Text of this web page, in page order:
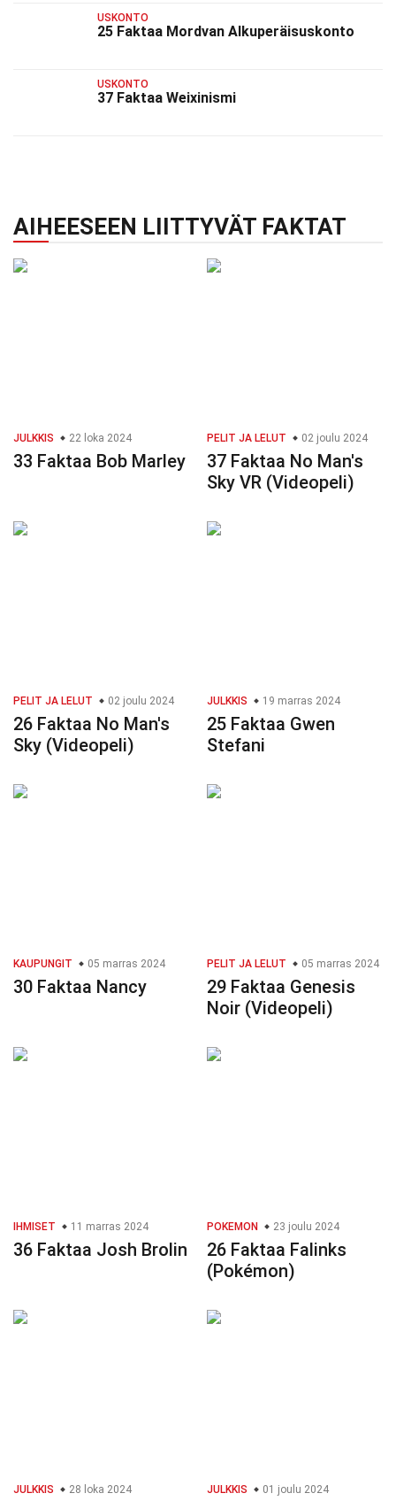
USKONTO
25 Faktaa Mordvan Alkuperäisuskonto
USKONTO
37 Faktaa Weixinismi
AIHEESEEN LIITTYVÄT FAKTAT
JULKKIS 22 loka 2024
33 Faktaa Bob Marley
PELIT JA LELUT 02 joulu 2024
37 Faktaa No Man's
Sky VR (Videopeli)
PELIT JA LELUT 02 joulu 2024
26 Faktaa No Man's
Sky (Videopeli)
JULKKIS 19 marras 2024
25 Faktaa Gwen
Stefani
KAUPUNGIT 05 marras 2024
30 Faktaa Nancy
PELIT JA LELUT 05 marras 2024
29 Faktaa Genesis
Noir (Videopeli)
IHMISET 11 marras 2024
36 Faktaa Josh Brolin
POKEMON 23 joulu 2024
26 Faktaa Falinks
(Pokémon)
JULKKIS 28 loka 2024 JULKKIS 01 joulu 2024